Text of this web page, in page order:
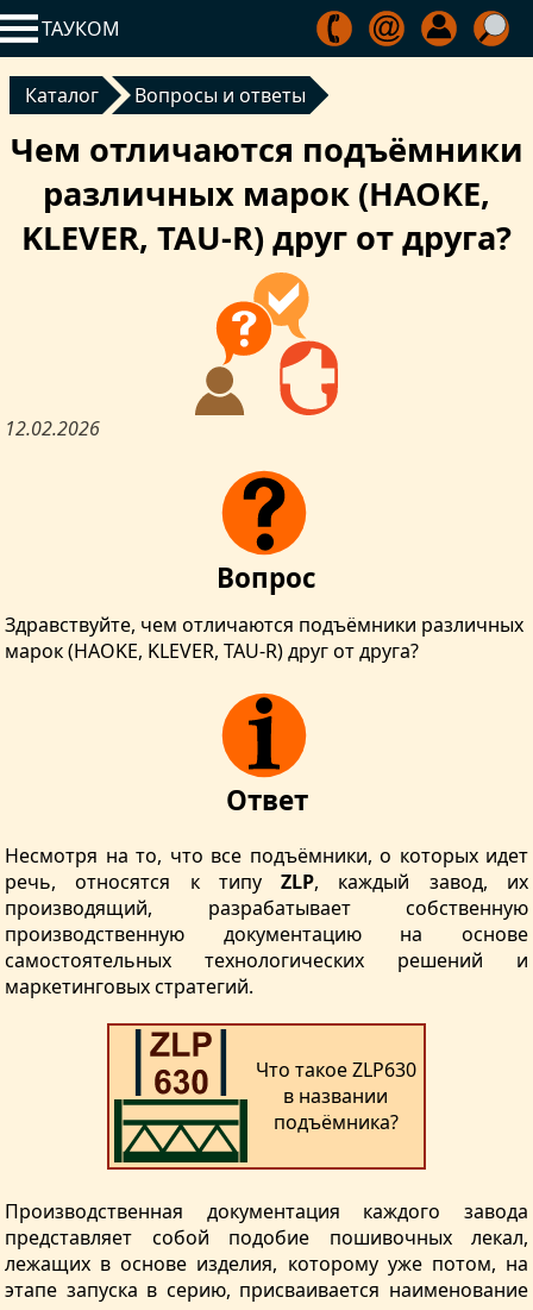
ТАУКОМ
Каталог Вопросы и ответы
Чем отличаются подъёмники
различных марок (HAOKE,
KLEVER, TAU-R) друг от друга?
12.02.2026
Вопрос
Здравствуйте, чем отличаются подъёмники различных
марок (HAOKE, KLEVER, TAU-R) друг от друга?
Ответ
Несмотря на то, что все подъёмники, о которых идет
речь, относятся к типуZLP, каждый завод, их
производящий, разрабатывает собственную
производственную документацию на основе
самостоятельных технологических решений и
маркетинговых стратегий.
Что такое ZLP630
в названии
подъёмника?
Производственная документация каждого завода
представляет собой подобие пошивочных лекал,
лежащих в основе изделия, которому уже потом, на
этапе запуска в серию, присваивается наименование